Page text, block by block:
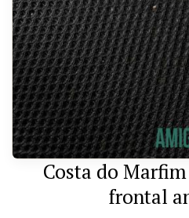
Costa do
frontal